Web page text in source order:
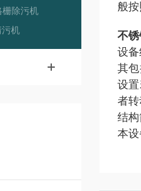
除污机
机
般
不
设
其
设
者
结
本